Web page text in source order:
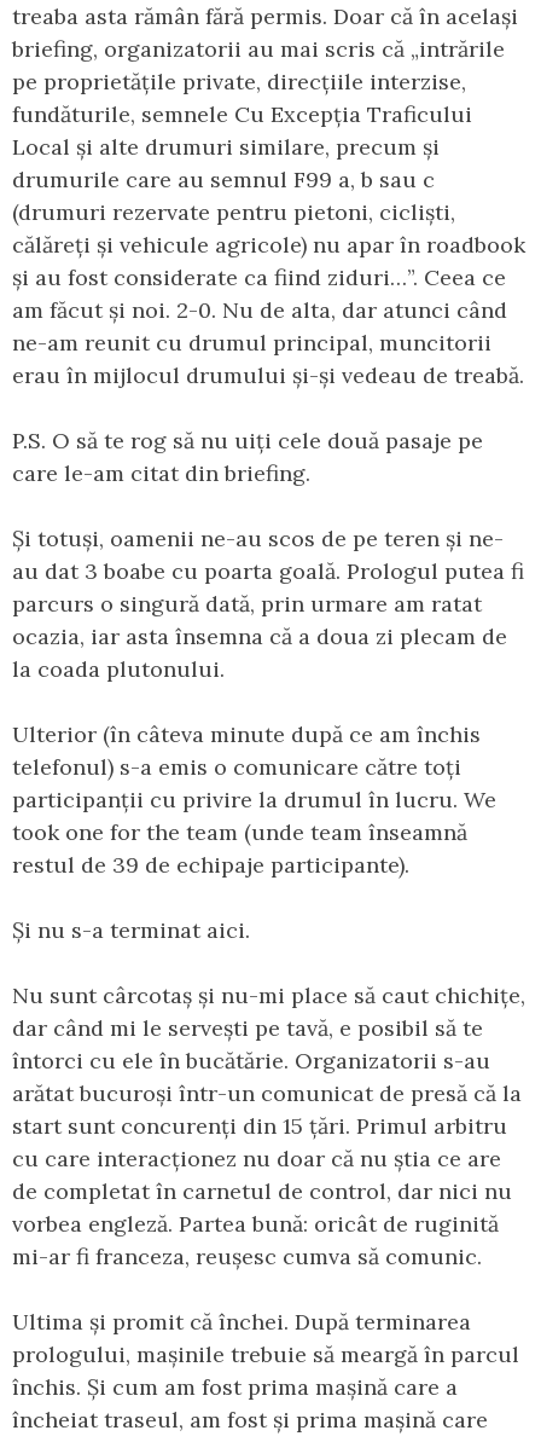
treaba asta rămân fără permis. Doar că în același
briefing, organizatorii au mai scris că „intrările
pe proprietățile private, direcțiile interzise,
fundăturile, semnele Cu Excepția Traficului
Local și alte drumuri similare, precum și
drumurile care au semnul F99 a, b sau c
(drumuri rezervate pentru pietoni, cicliști,
călăreți și vehicule agricole) nu apar în roadbook
și au fost considerate ca fiind ziduri…”. Ceea ce
am făcut și noi. 2-0. Nu de alta, dar atunci când
ne-am reunit cu drumul principal, muncitorii
erau în mijlocul drumului și-și vedeau de treabă.
P.S. O să te rog să nu uiți cele două pasaje pe
care le-am citat din briefing.
Și totuși, oamenii ne-au scos de pe teren și ne-
au dat 3 boabe cu poarta goală. Prologul putea fi
parcurs o singură dată, prin urmare am ratat
ocazia, iar asta însemna că a doua zi plecam de
la coada plutonului.
Ulterior (în câteva minute după ce am închis
telefonul) s-a emis o comunicare către toți
participanții cu privire la drumul în lucru. We
took one for the team (unde team înseamnă
restul de 39 de echipaje participante).
Și nu s-a terminat aici.
Nu sunt cârcotaș și nu-mi place să caut chichițe,
dar când mi le servești pe tavă, e posibil să te
întorci cu ele în bucătărie. Organizatorii s-au
arătat bucuroși într-un comunicat de presă că la
start sunt concurenți din 15 țări. Primul arbitru
cu care interacționez nu doar că nu știa ce are
de completat în carnetul de control, dar nici nu
vorbea engleză. Partea bună: oricât de ruginită
mi-ar fi franceza, reușesc cumva să comunic.
Ultima și promit că închei. După terminarea
prologului, mașinile trebuie să meargă în parcul
închis. Și cum am fost prima mașină care a
încheiat traseul, am fost și prima mașină care